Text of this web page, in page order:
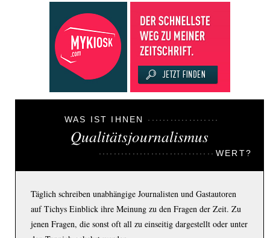
WAS IST IHNEN
Qualitätsjournalismus
WERT?
Täglich schreiben unabhängige Journalisten und Gastautoren
auf Tichys Einblick ihre Meinung zu den Fragen der Zeit. Zu
jenen Fragen, die sonst oft all zu einseitig dargestellt oder unter